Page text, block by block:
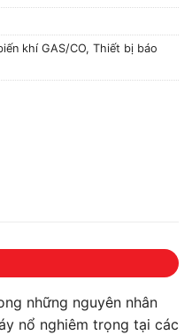
khí GAS/CO, Thiết bị báo
những nguyên nhân
nổ nghiêm trọng tại các